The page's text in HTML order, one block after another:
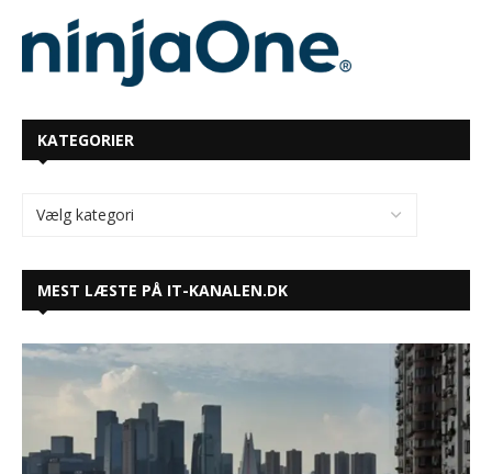
KATEGORIER
MEST LÆSTE PÅ IT-KANALEN.DK